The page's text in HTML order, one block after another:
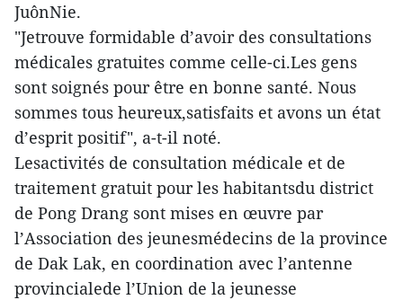
JuônNie.
"Jetrouve formidable d’avoir des consultations
médicales gratuites comme celle-ci.Les gens
sont soignés pour être en bonne santé. Nous
sommes tous heureux,satisfaits et avons un état
d’esprit positif", a-t-il noté.
Lesactivités de consultation médicale et de
traitement gratuit pour les habitantsdu district
de Pong Drang sont mises en œuvre par
l’Association des jeunesmédecins de la province
de Dak Lak, en coordination avec l’antenne
provincialede l’Union de la jeunesse